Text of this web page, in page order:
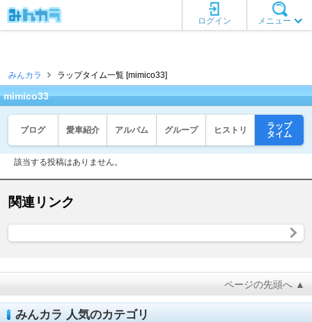
メニュー
ログイン
みんカラ ラップタイム一覧 [mimico33]
mimico33
ブログ 愛車紹介 アルバム グループ ヒストリ
ラップ
タイム
該当する投稿はありません。
関連リンク
ページの先頭へ ▲
みんカラ 人気のカテゴリ